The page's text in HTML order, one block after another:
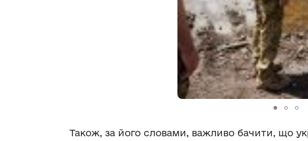
Також, за його словами, важливо бачити, що